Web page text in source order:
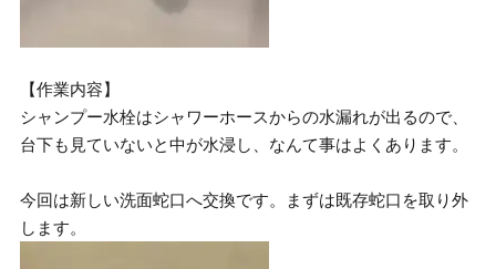
【作業内容】
シャンプー水栓はシャワーホースからの水漏れが出るので、
台下も見ていないと中が水浸し、なんて事はよくあります。
今回は新しい洗面蛇口へ交換です。まずは既存蛇口を取り外
します。